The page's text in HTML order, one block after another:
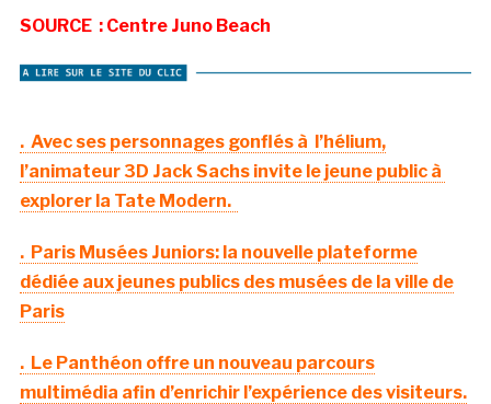
SOURCE : Centre Juno Beach
. Avec ses personnages gonflés à l’hélium,
l’animateur 3D Jack Sachs invite le jeune public à
explorer la Tate Modern.
. Paris Musées Juniors: la nouvelle plateforme
dédiée aux jeunes publics des musées de la ville de
Paris
. Le Panthéon offre un nouveau parcours
multimédia afin d’enrichir l’expérience des visiteurs.